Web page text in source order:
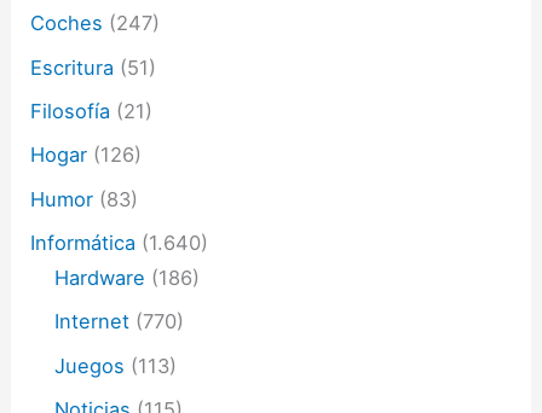
o
Coches (247)
Escritura (51)
Filosofía (21)
Hogar (126)
Humor (83)
Informática (1.640)
Hardware (186)
Internet (770)
Juegos (113)